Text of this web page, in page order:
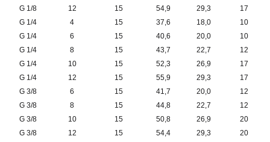
G 1/8
12 15 54,9 29,3
17
G 1/4
4 15 37,6 18,0
10
G 1/4
6 15 40,6 20,0
10
G 1/4
8 15 43,7 22,7
12
G 1/4
10 15 52,3 26,9
17
G 1/4
12 15 55,9 29,3
17
G 3/8
6 15 41,7 20,0
12
G 3/8
8 15 44,8 22,7
12
G 3/8
10 15 50,8 26,9
20
G 3/8
12 15 54,4 29,3
20